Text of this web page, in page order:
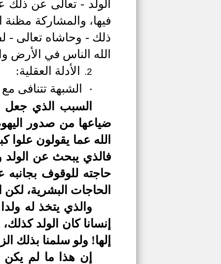
الولد - تعالى عن ذلك
فيها، والمشاركة مظنة
ذلك - وحاشاه تعالى -
الله الناس في الأرض
2. الأدلة العقلية:
·
الشبهة تتنافى
السبب الذي جعل
ضياعها من صدور
الله عما يقولون
فالذي يبحث عن الولد
حاجته للوقوف
الحاجات البشرية،
والذي يتخذ له
إنسانا كان الولد
إلها! ولو سلمنا بذلك
إن هذا ما لم